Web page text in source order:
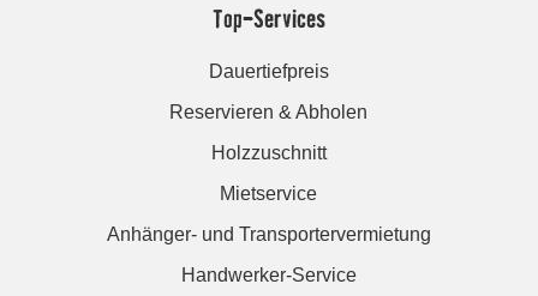
Top-Services
Dauertiefpreis
Reservieren & Abholen
Holzzuschnitt
Mietservice
Anhänger- und Transportervermietung
Handwerker-Service